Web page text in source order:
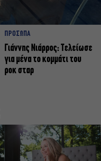
ΠΡΟΣΩΠΑ
Γιάννης Νιάρρος: Τελείωσε
για μένα το κομμάτι του
ροκ σταρ